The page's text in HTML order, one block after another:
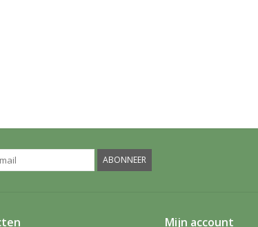
ABONNEER
Mijn account